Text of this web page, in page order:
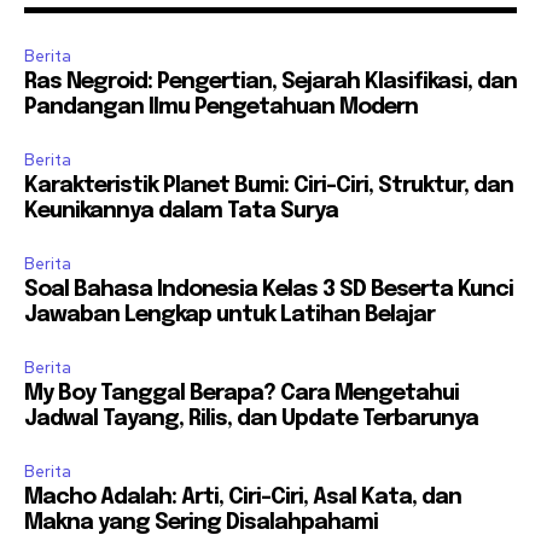
Berita
Ras Negroid: Pengertian, Sejarah Klasifikasi, dan
Pandangan Ilmu Pengetahuan Modern
Berita
Karakteristik Planet Bumi: Ciri-Ciri, Struktur, dan
Keunikannya dalam Tata Surya
Berita
Soal Bahasa Indonesia Kelas 3 SD Beserta Kunci
Jawaban Lengkap untuk Latihan Belajar
Berita
My Boy Tanggal Berapa? Cara Mengetahui
Jadwal Tayang, Rilis, dan Update Terbarunya
Berita
Macho Adalah: Arti, Ciri-Ciri, Asal Kata, dan
Makna yang Sering Disalahpahami